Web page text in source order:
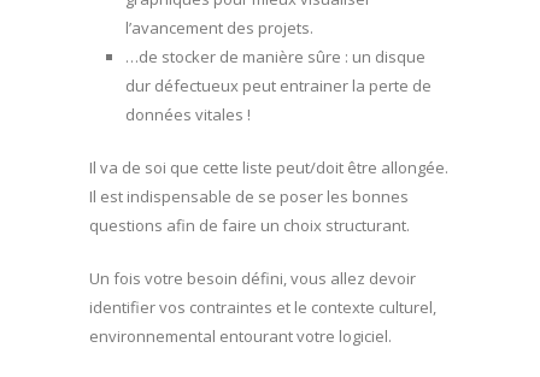
l’avancement des projets.
…de stocker de manière sûre : un disque
dur défectueux peut entrainer la perte de
données vitales !
Il va de soi que cette liste peut/doit être allongée.
Il est indispensable de se poser les bonnes
questions afin de faire un choix structurant.
Un fois votre besoin défini, vous allez devoir
identifier vos contraintes et le contexte culturel,
environnemental entourant votre logiciel.